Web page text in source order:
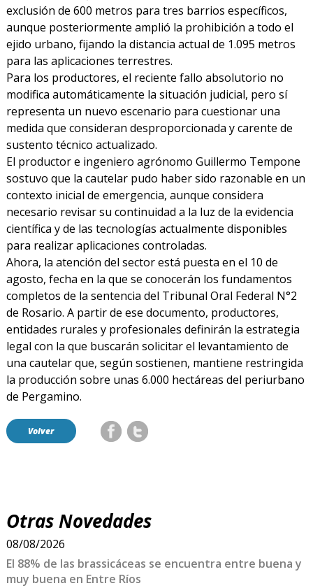
exclusión de 600 metros para tres barrios específicos,
aunque posteriormente amplió la prohibición a todo el
ejido urbano, fijando la distancia actual de 1.095 metros
para las aplicaciones terrestres.
Para los productores, el reciente fallo absolutorio no
modifica automáticamente la situación judicial, pero sí
representa un nuevo escenario para cuestionar una
medida que consideran desproporcionada y carente de
sustento técnico actualizado.
El productor e ingeniero agrónomo Guillermo Tempone
sostuvo que la cautelar pudo haber sido razonable en un
contexto inicial de emergencia, aunque considera
necesario revisar su continuidad a la luz de la evidencia
científica y de las tecnologías actualmente disponibles
para realizar aplicaciones controladas.
Ahora, la atención del sector está puesta en el 10 de
agosto, fecha en la que se conocerán los fundamentos
completos de la sentencia del Tribunal Oral Federal N°2
de Rosario. A partir de ese documento, productores,
entidades rurales y profesionales definirán la estrategia
legal con la que buscarán solicitar el levantamiento de
una cautelar que, según sostienen, mantiene restringida
la producción sobre unas 6.000 hectáreas del periurbano
de Pergamino.
Volver
Otras Novedades
08/08/2026
El 88% de las brassicáceas se encuentra entre buena y
muy buena en Entre Ríos